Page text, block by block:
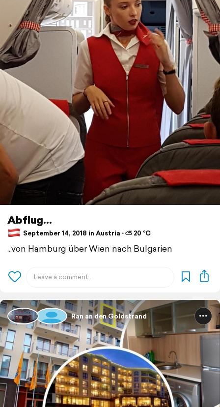
Abflug...
September 14, 2018 in Austria ⋅ ⛅ 20 °C
...von Hamburg über Wien nach Bulgarien
Ran an den Goldstrand